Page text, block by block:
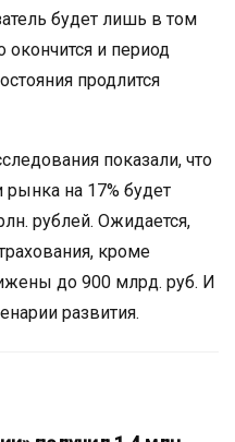
будет лишь в том
окончится и период
продлится
показали, что
на 17% будет
рублей. Ожидается,
кроме
до 900 млрд. руб. И
развития.